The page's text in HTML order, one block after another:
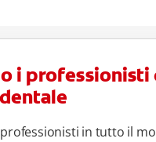
i professionisti
in tutto il